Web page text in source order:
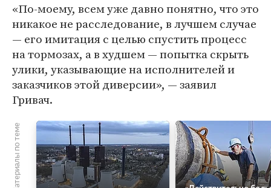
«По-моему, всем уже давно понятно, что это
никакое не расследование, в лучшем случае
— его имитация с целью спустить процесс
на тормозах, а в худшем — попытка скрыть
улики, указывающие на исполнителей и
заказчиков этой диверсии», — заявил
Гривач.
Материалы по теме